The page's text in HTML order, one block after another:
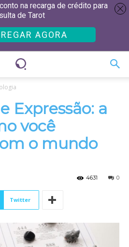
Expressão: a
você
o mundo
0
4631
Twitter
na recarga de crédito para
de Tarot
AGORA